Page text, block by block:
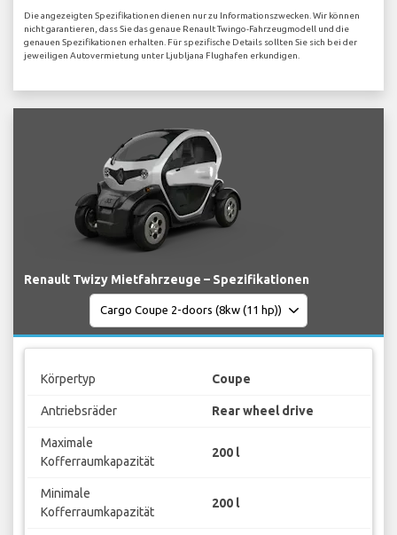
Die angezeigten Spezifikationen dienen nur zu Informationszwecken. Wir können
nicht garantieren, dass Sie das genaue Renault Twingo-Fahrzeugmodell und die
genauen Spezifikationen erhalten. Für spezifische Details sollten Sie sich bei der
jeweiligen Autovermietung unter Ljubljana Flughafen erkundigen.
Renault Twizy Mietfahrzeuge – Spezifikationen
Körpertyp Coupe
Antriebsräder Rear wheel drive
Maximale
Kofferraumkapazität
200 l
Minimale
Kofferraumkapazität
200 l